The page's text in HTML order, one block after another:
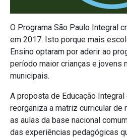
O Programa São Paulo Integral
em 2017. Isto porque mais
Ensino optaram por aderir ao
período maior crianças e jovens
municipais.
A proposta de Educação
reorganiza a matriz curricular
as aulas da base nacional
das experiências pedagógicas